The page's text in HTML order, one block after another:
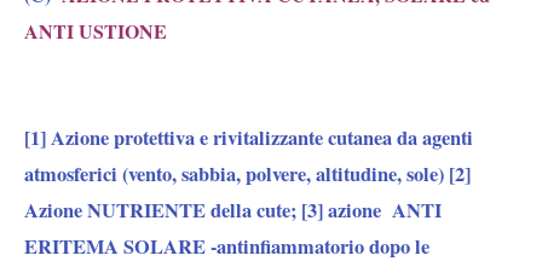
ANTI USTIONE
[1] Azioneprotettiva e rivitalizzante cutanea da agenti
atmosferici (vento, sabbia, polvere, altitudine, sole) [2]
AzioneNUTRIENTE della cute; [3] azione ANTI
ERITEMA SOLARE -antinfiammatorio dopo le